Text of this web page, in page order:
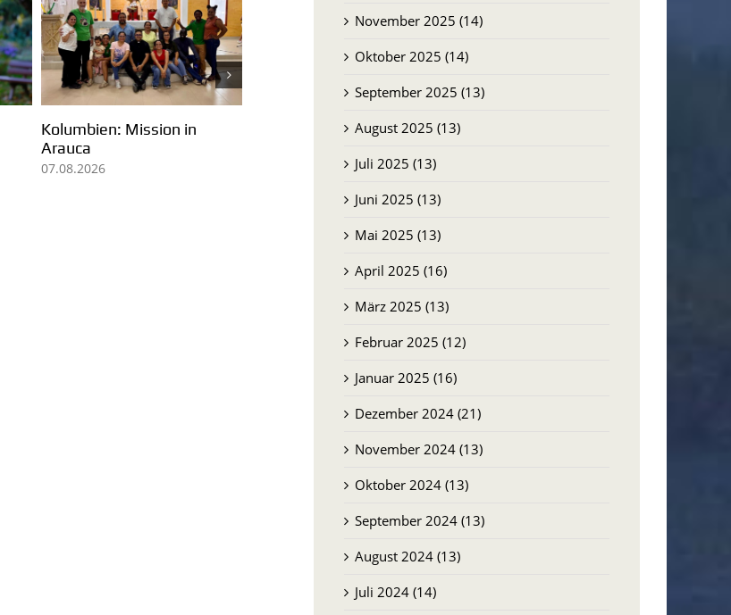
Seelsorgeeinheit
Unterschneidheim
verabschiedet Pater
Sr. Omaira Martin: Im Hier
Brasilien: Der Erfolg der
November 2025 (14)
Oktober 2025 (14)
September 2025 (13)
August 2025 (13)
Juli 2025 (13)
Juni 2025 (13)
Mai 2025 (13)
April 2025 (16)
März 2025 (13)
Februar 2025 (12)
Januar 2025 (16)
Dezember 2024 (21)
November 2024 (13)
Oktober 2024 (13)
September 2024 (13)
August 2024 (13)
Juli 2024 (14)